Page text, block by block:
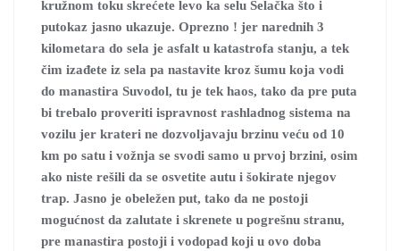
kružnom toku skrećete levo ka selu Selačka što i
putokaz jasno ukazuje. Oprezno ! jer narednih 3
kilometara do sela je asfalt u katastrofa stanju, a tek
čim izađete iz sela pa nastavite kroz šumu koja vodi
do manastira Suvodol, tu je tek haos, tako da pre puta
bi trebalo proveriti ispravnost rashladnog sistema na
vozilu jer krateri ne dozvoljavaju brzinu veću od 10
km po satu i vožnja se svodi samo u prvoj brzini, osim
ako niste rešili da se osvetite autu i šokirate njegov
trap. Jasno je obeležen put, tako da ne postoji
mogućnost da zalutate i skrenete u pogrešnu stranu,
pre manastira postoji i vodopad koji u ovo doba